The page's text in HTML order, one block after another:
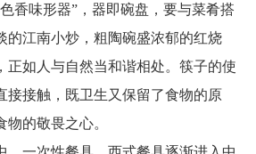
香味形器”，器即碗盘，要与菜肴搭
的江南小炒，粗陶碗盛浓郁的红烧
正如人与自然当和谐相处。筷子的使
接接触，既卫生又保留了食物的原
的敬畏之心。